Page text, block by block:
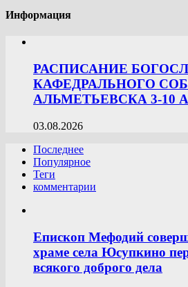
Информация
РАСПИСАНИЕ
КАФЕДРАЛЬНОГО
АЛЬМЕТЬЕВСКА 3-10
03.08.2026
Последнее
Популярное
Теги
комментарии
Епископ Мефодий
храме села Юсупкино
всякого доброго дела